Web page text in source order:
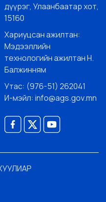
дүүрэг, Улаанбаатар хот,
15160
Хариуцсан ажилтан:
Мэдээллийн
технологийн ажилтан Н.
Балжинням
Утас: (976-51) 262041
И-мэйл: info@ags.gov.mn